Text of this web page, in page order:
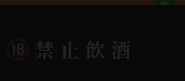
禁止飲酒